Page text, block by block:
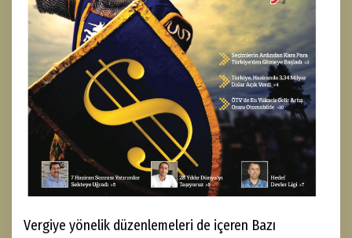
Vergiye yönelik düzenlemeleri de içeren Bazı